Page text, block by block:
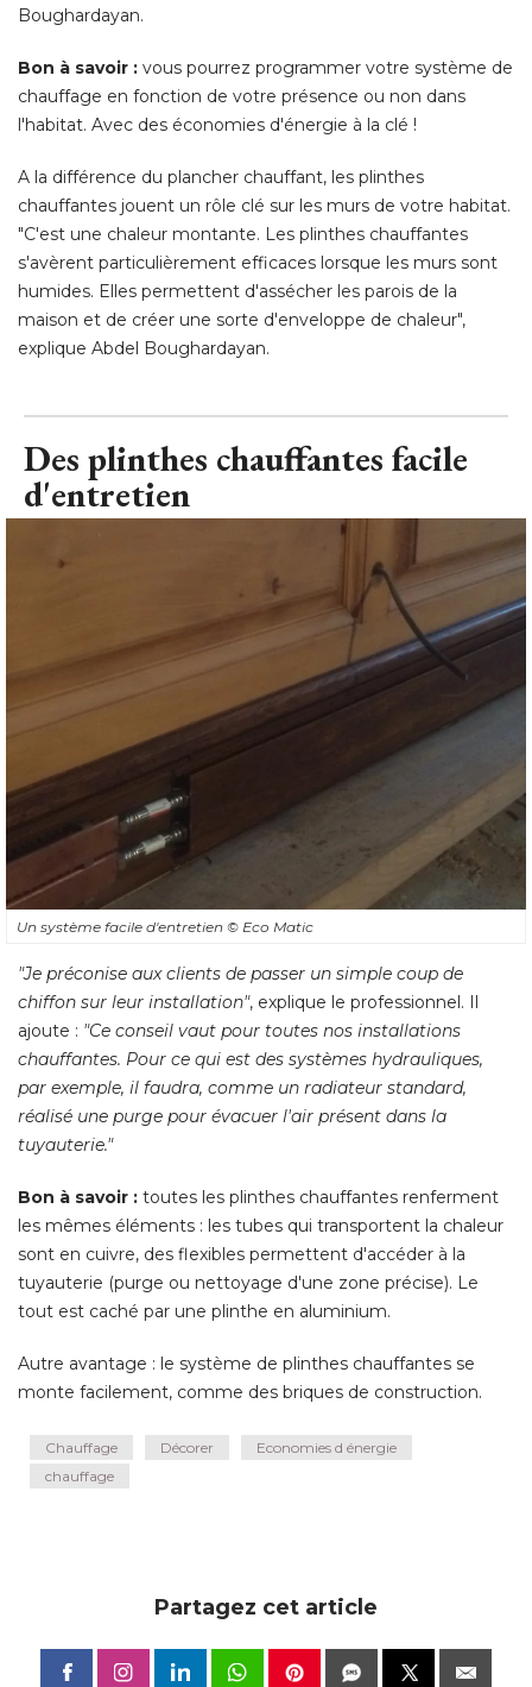
Boughardayan.
Bon à savoir : vous pourrez programmer votre système de
chauffage en fonction de votre présence ou non dans
l'habitat. Avec des économies d'énergie à la clé !
A la différence du plancher chauffant, les plinthes
chauffantes jouent un rôle clé sur les murs de votre habitat.
"C'est une chaleur montante. Les plinthes chauffantes
s'avèrent particulièrement efficaces lorsque les murs sont
humides. Elles permettent d'assécher les parois de la
maison et de créer une sorte d'enveloppe de chaleur",
explique Abdel Boughardayan.
Des plinthes chauffantes facile
d'entretien
Un système facile d'entretien © Eco Matic
"Je préconise aux clients de passer un simple coup de
chiffon sur leur installation", explique le professionnel. Il
ajoute : "Ce conseil vaut pour toutes nos installations
chauffantes. Pour ce qui est des systèmes hydrauliques,
par exemple, il faudra, comme un radiateur standard,
réalisé une purge pour évacuer l'air présent dans la
tuyauterie."
Bon à savoir : toutes les plinthes chauffantes renferment
les mêmes éléments : les tubes qui transportent la chaleur
sont en cuivre, des flexibles permettent d'accéder à la
tuyauterie (purge ou nettoyage d'une zone précise). Le
tout est caché par une plinthe en aluminium.
Autre avantage : le système de plinthes chauffantes se
monte facilement, comme des briques de construction.
Chauffage Décorer
Economies d énergie
chauffage
Partagez cet article